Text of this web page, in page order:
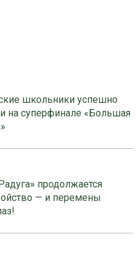
школьники успешно
на суперфинале «Большая
продолжается
— и перемены